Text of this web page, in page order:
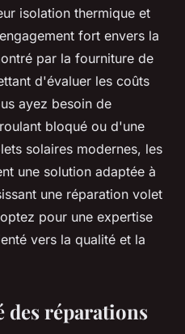
isolation thermique et
fort envers la
par la fourniture de
d'évaluer les coûts
ayez besoin de
bloqué ou d'une
solaires modernes, les
une solution adaptée à
une réparation volet
pour une expertise
vers la qualité et la
des réparations